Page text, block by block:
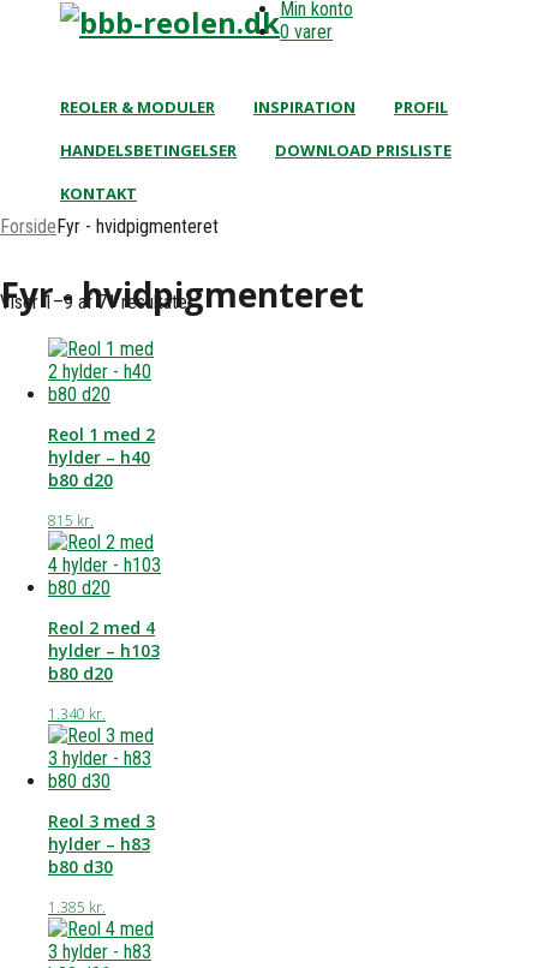
Min konto
0 varer
REOLER & MODULER INSPIRATION
PROFIL
HANDELSBETINGELSER
DOWNLOAD PRISLISTE
KONTAKT
ForsideFyr - hvidpigmenteret
Fyr - hvidpigmenteret
Viser 1–9 af 71 resultater
Reol 1 med 2
hylder – h40
b80 d20
815 kr.
Reol 2 med 4
hylder – h103
b80 d20
1.340 kr.
Reol 3 med 3
hylder – h83
b80 d30
1.385 kr.